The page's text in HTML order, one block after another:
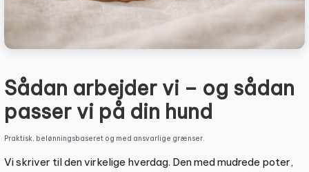
Sådan arbejder vi – og sådan
passer vi på din hund
Praktisk, belønningsbaseret og med ansvarlige grænser.
Vi skriver til den virkelige hverdag. Den med mudrede poter,